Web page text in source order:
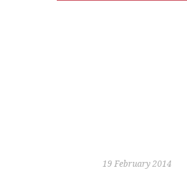
19 February 2014